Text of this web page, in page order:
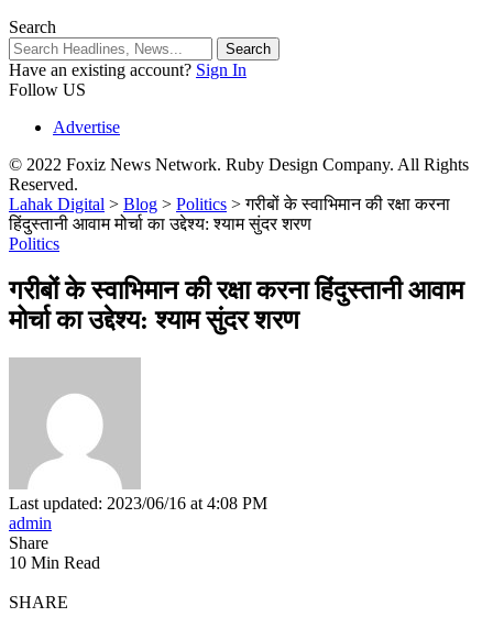
Search
Have an existing account? Sign In
Follow US
Advertise
© 2022 Foxiz News Network. Ruby Design Company. All Rights
Reserved.
Lahak Digital > Blog > Politics >गरीबों के स्वाभिमान की रक्षा करना
हिंदुस्तानी आवाम मोर्चा का उद्देश्य: श्याम सुंदर शरण
Politics
गरीबों के स्वाभिमान की रक्षा करना हिंदुस्तानी आवाम
मोर्चा का उद्देश्य: श्याम सुंदर शरण
Last updated: 2023/06/16 at 4:08 PM
admin
Share
10 Min Read
SHARE